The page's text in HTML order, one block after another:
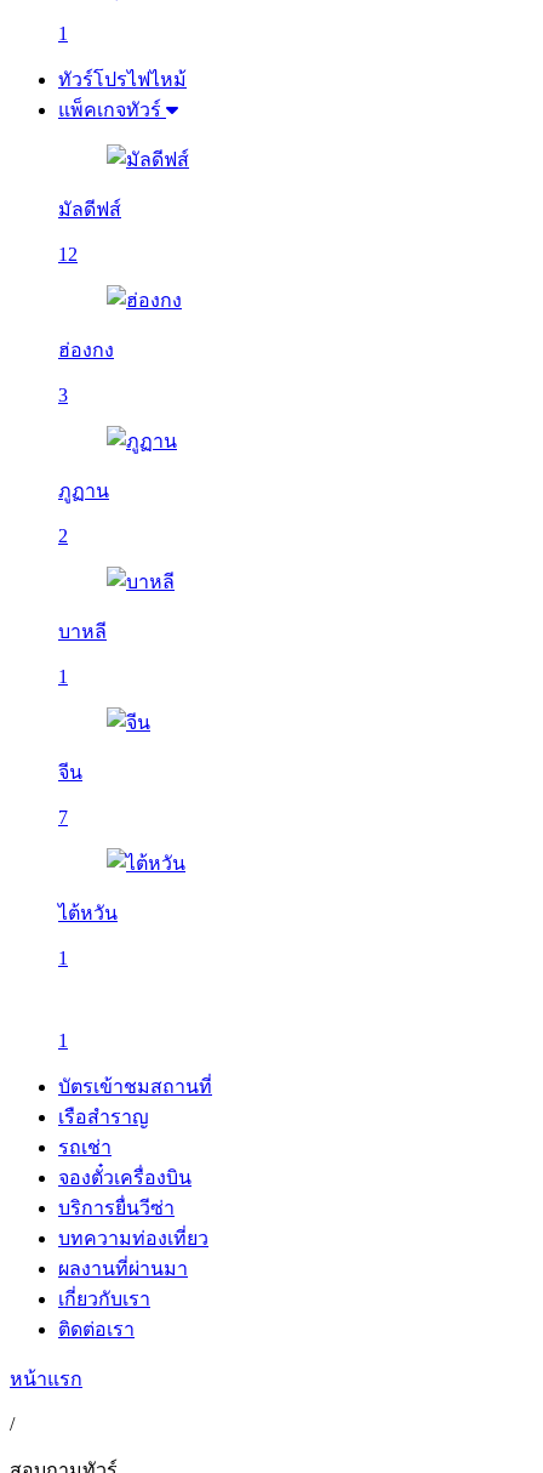
1
ทัวร์โปรไฟไหม้
แพ็คเกจทัวร์
มัลดีฟส์
12
ฮ่องกง
3
ภูฏาน
2
บาหลี
1
จีน
7
ไต้หวัน
1
1
บัตรเข้าชมสถานที่
เรือสำราญ
รถเช่า
จองตั๋วเครื่องบิน
บริการยื่นวีซ่า
บทความท่องเที่ยว
ผลงานที่ผ่านมา
เกี่ยวกับเรา
ติดต่อเรา
หน้าแรก
/